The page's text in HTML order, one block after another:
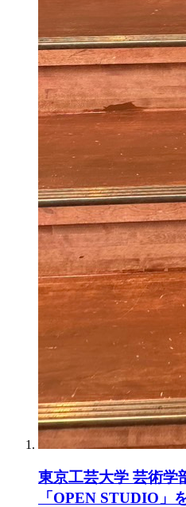
東京工芸大学 芸術学
「OPEN STUDIO」